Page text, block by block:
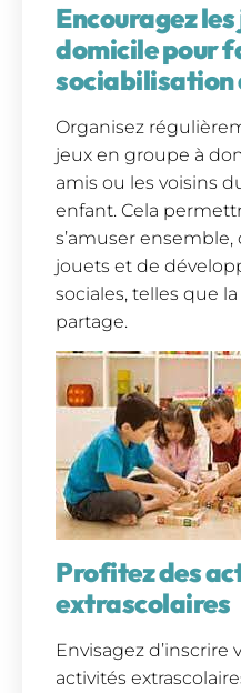
Encouragez
domicile pour
sociabilisation
Organisez
jeux en groupe à
amis ou les voisins
enfant. Cela
s’amuser
jouets et de
sociales, telles que
partage.
Profitez des
extrascolaires
Envisagez d’inscrire
activités